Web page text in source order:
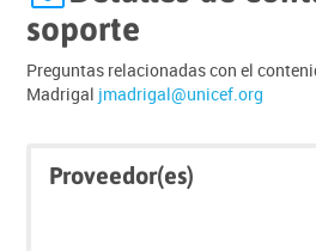
soporte
Preguntas relacionadas con el
Madrigal jmadrigal@unicef.org
Click
Proveedor(es)
Proveedor(es)